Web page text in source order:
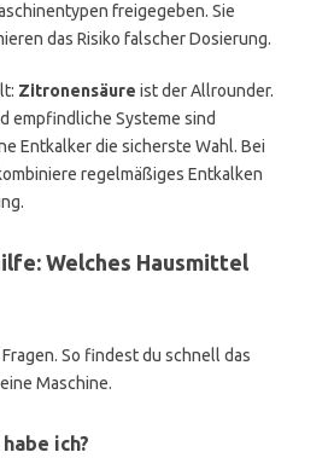
freigegeben. Sie
das Risiko falscher Dosierung.
Zitronensäure ist der Allrounder.
empfindliche Systeme sind
Entkalker die sicherste Wahl. Bei
regelmäßiges Entkalken
Welches Hausmittel
So findest du schnell das
Maschine.
ich?